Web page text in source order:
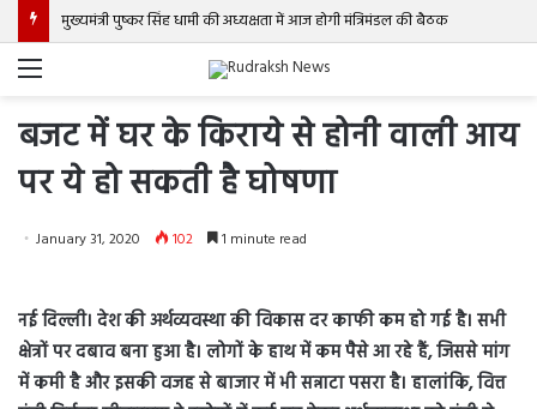
मुख्यमंत्री पुष्कर सिंह धामी की अध्यक्षता में आज होगी मंत्रिमंडल की बैठक
Menu
बजट में घर के किराये से होनी वाली आय
पर ये हो सकती है घोषणा
January 31, 2020 102 1 minute read
नई दिल्ली। देश की अर्थव्यवस्था की विकास दर काफी कम हो गई है। सभी
क्षेत्रों पर दबाव बना हुआ है। लोगों के हाथ में कम पैसे आ रहे हैं, जिससे मांग
में कमी है और इसकी वजह से बाजार में भी सन्नाटा पसरा है। हालांकि, वित्त